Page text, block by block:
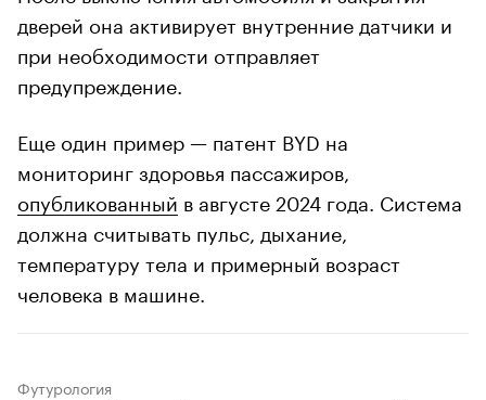
дверей она активирует внутренние датчики и
при необходимости отправляет
предупреждение.
Еще один пример — патент BYD на
мониторинг здоровья пассажиров,
опубликованный в августе 2024 года. Система
должна считывать пульс, дыхание,
температуру тела и примерный возраст
человека в машине.
Футурология